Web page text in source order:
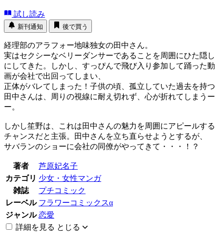
試し読み
新刊通知 後で買う
経理部のアラフォー地味独女の田中さん。
実はセクシーなベリーダンサーであることを周囲にひた隠し
にしてきた。しかし、すっぴんで飛び入り参加して踊った動
画が会社で出回ってしまい、
正体がバレてしまった！子供の頃、孤立していた過去を持つ
田中さんは、周りの視線に耐え切れず、心が折れてしまうー
ー。
しかし笙野は、これは田中さんの魅力を周囲にアピールする
チャンスだと主張。田中さんを立ち直らせようとするが、
サバランのショーに会社の同僚がやってきて・・・！？
著者
芦原妃名子
カテゴリ 少女・女性マンガ
雑誌
プチコミック
レーベル フラワーコミックスα
ジャンル 恋愛
詳細を見る とじる